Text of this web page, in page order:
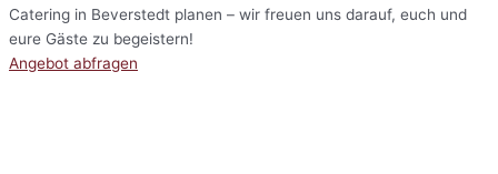
Catering in Beverstedt planen – wir freuen uns darauf, euch und
eure Gäste zu begeistern!
Angebot abfragen